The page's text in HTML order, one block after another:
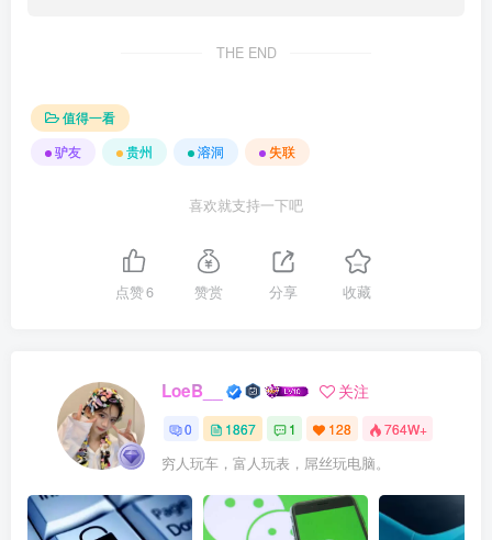
THE END
值得一看
驴友
贵州 溶洞 失联
喜欢就支持一下吧
点赞6 赞赏 分享 收藏
LoeB__ 关注
0 1867 1 128 764W+
穷人玩车，富人玩表，屌丝玩电脑。